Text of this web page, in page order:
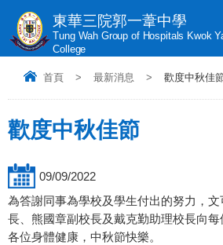
東華三院郭一葦中學
Tung Wah Group of Hospitals Kwok
College
首頁 > 最新消息 > 歡度中秋佳
歡度中秋佳節
09/09/2022
為答謝同事為學校及學生付出的努力，
長、熊國章副校長及戴克勤助理校長向
各位身體健康，中秋節快樂。